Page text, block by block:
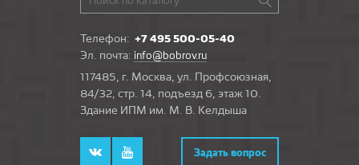
Телефон: +7 495 500-05-40
Эл. почта: info@bobrov.ru
117485, г. Москва, ул. Профсоюзная,
84/32, стр. 14, подъезд 6, этаж 10.
Здание ИПМ им. М. В. Келдыша
Задать вопрос